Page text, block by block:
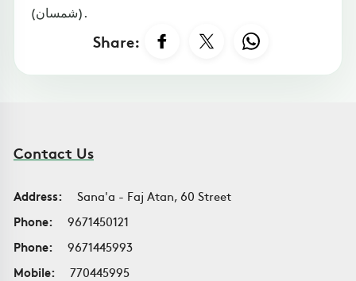
(شمسان).
Share:
Contact Us
Address:
Sana'a - Faj Atan, 60 Street
Phone:
9671450121
Phone:
9671445993
Mobile:
770445995